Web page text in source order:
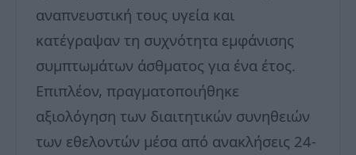
αναπνευστική τους υγεία και
κατέγραψαν τη συχνότητα εμφάνισης
συμπτωμάτων άσθματος για ένα έτος.
Επιπλέον, πραγματοποιήθηκε
αξιολόγηση των διαιτητικών συνηθειών
των εθελοντών μέσα από ανακλήσεις 24-